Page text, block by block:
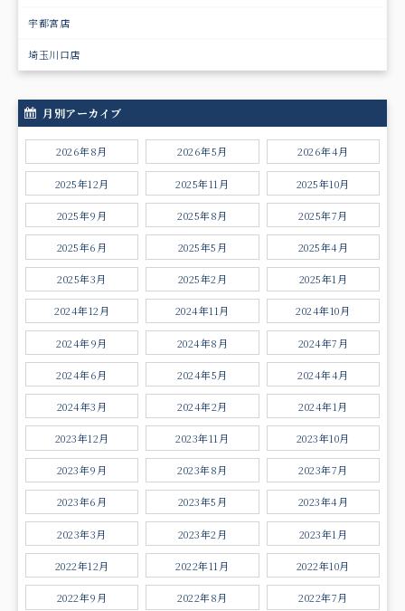
宇都宮店
埼玉川口店
月別アーカイブ
2026年8月 2026年5月 2026年4月
2025年12月 2025年11月 2025年10月
2025年9月 2025年8月 2025年7月
2025年6月 2025年5月 2025年4月
2025年3月 2025年2月 2025年1月
2024年12月 2024年11月 2024年10月
2024年9月 2024年8月 2024年7月
2024年6月 2024年5月 2024年4月
2024年3月 2024年2月 2024年1月
2023年12月 2023年11月 2023年10月
2023年9月 2023年8月 2023年7月
2023年6月 2023年5月 2023年4月
2023年3月 2023年2月 2023年1月
2022年12月 2022年11月 2022年10月
2022年9月 2022年8月 2022年7月